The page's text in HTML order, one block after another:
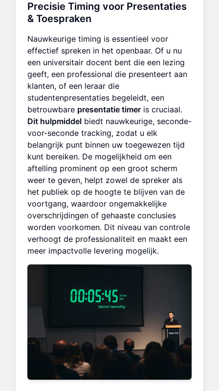
Precisie Timing voor Presentaties
& Toespraken
Nauwkeurige timing is essentieel voor
effectief spreken in het openbaar. Of u nu
een universitair docent bent die een lezing
geeft, een professional die presenteert aan
klanten, of een leraar die
studentenpresentaties begeleidt, een
betrouwbare presentatie timer is cruciaal.
Dit hulpmiddel biedt nauwkeurige, seconde-
voor-seconde tracking, zodat u elk
belangrijk punt binnen uw toegewezen tijd
kunt bereiken. De mogelijkheid om een
aftelling prominent op een groot scherm
weer te geven, helpt zowel de spreker als
het publiek op de hoogte te blijven van de
voortgang, waardoor ongemakkelijke
overschrijdingen of gehaaste conclusies
worden voorkomen. Dit niveau van controle
verhoogt de professionaliteit en maakt een
meer impactvolle levering mogelijk.